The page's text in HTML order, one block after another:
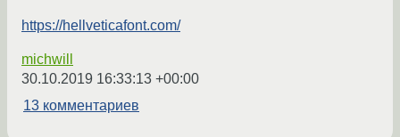
https://hellveticafont.com/
michwill
30.10.2019 16:33:13 +00:00
13 комментариев